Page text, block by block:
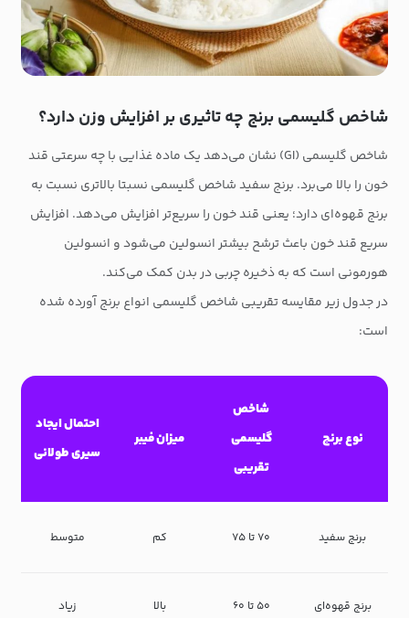
شاخص گلیسمی برنج چه تاثیری بر افزایش وزن دارد؟
شاخص گلیسمی (GI) نشان می‌دهد یک ماده غذایی با چه سرعتی قند
خون را بالا می‌برد. برنج سفید شاخص گلیسمی نسبتا بالاتری نسبت به
برنج قهوه‌ای دارد؛ یعنی قند خون را سریع‌تر افزایش می‌دهد. افزایش
سریع قند خون باعث ترشح بیشتر انسولین می‌شود و انسولین
هورمونی است که به ذخیره چربی در بدن کمک می‌کند.
در جدول زیر مقایسه تقریبی شاخص گلیسمی انواع برنج آورده شده
است:
نوع برنج
شاخص
گلیسمی
تقریبی
میزان فیبر
احتمال ایجاد
سیری طولانی
برنج سفید ۷۰ تا ۷۵ کم متوسط
برنج قهوه‌ای ۵۰ تا ۶۰ بالا زیاد